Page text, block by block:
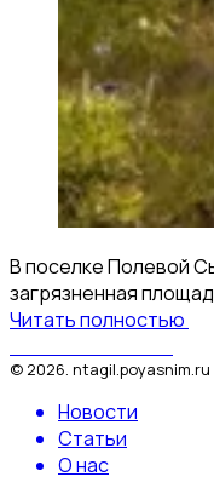
В поселке Полевой
загрязненная
Читать полностью
© 2026 ntagil.poyasnim.ru
Новости
Статьи
О нас